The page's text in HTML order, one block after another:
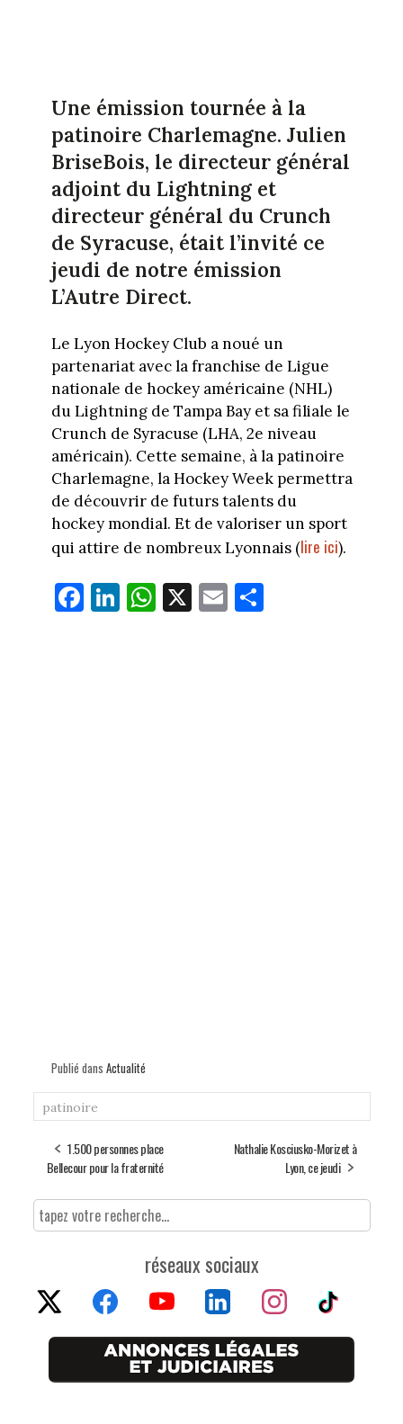
Une émission tournée à la
patinoire Charlemagne. Julien
BriseBois, le directeur général
adjoint du Lightning et
directeur général du Crunch
de Syracuse, était l’invité ce
jeudi de notre émission
L’Autre Direct.
Le Lyon Hockey Club a noué un
partenariat avec la franchise de Ligue
nationale de hockey américaine (NHL)
du Lightning de Tampa Bay et sa filiale le
Crunch de Syracuse (LHA, 2e niveau
américain). Cette semaine, à la patinoire
Charlemagne, la Hockey Week permettra
de découvrir de futurs talents du
hockey mondial. Et de valoriser un sport
qui attire de nombreux Lyonnais (lire ici).
Fa
ce
Li
nk
W
ha
X E
m
Pa
Publié dans Actualité
patinoire
1.500 personnes place
Bellecour pour la fraternité
Nathalie Kosciusko-Morizet à
Lyon, ce jeudi
réseaux sociaux